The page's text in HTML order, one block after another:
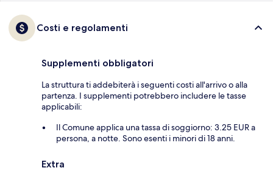
Costi e regolamenti
Supplementi obbligatori
La struttura ti addebiterà i seguenti costi all'arrivo o alla
partenza. I supplementi potrebbero includere le tasse
applicabili:
Il Comune applica una tassa di soggiorno: 3.25 EUR a
persona, a notte. Sono esenti i minori di 18 anni.
Extra